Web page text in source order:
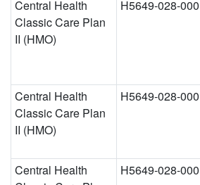
Central Health
Classic Care Plan
II (HMO)
H5649-028-000
Central Health
Classic Care Plan
II (HMO)
H5649-028-000
Central Health
H5649-028-000